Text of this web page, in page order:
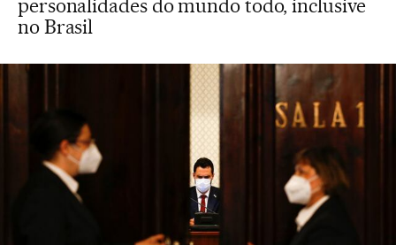
personalidades do mundo todo, inclusive
no Brasil